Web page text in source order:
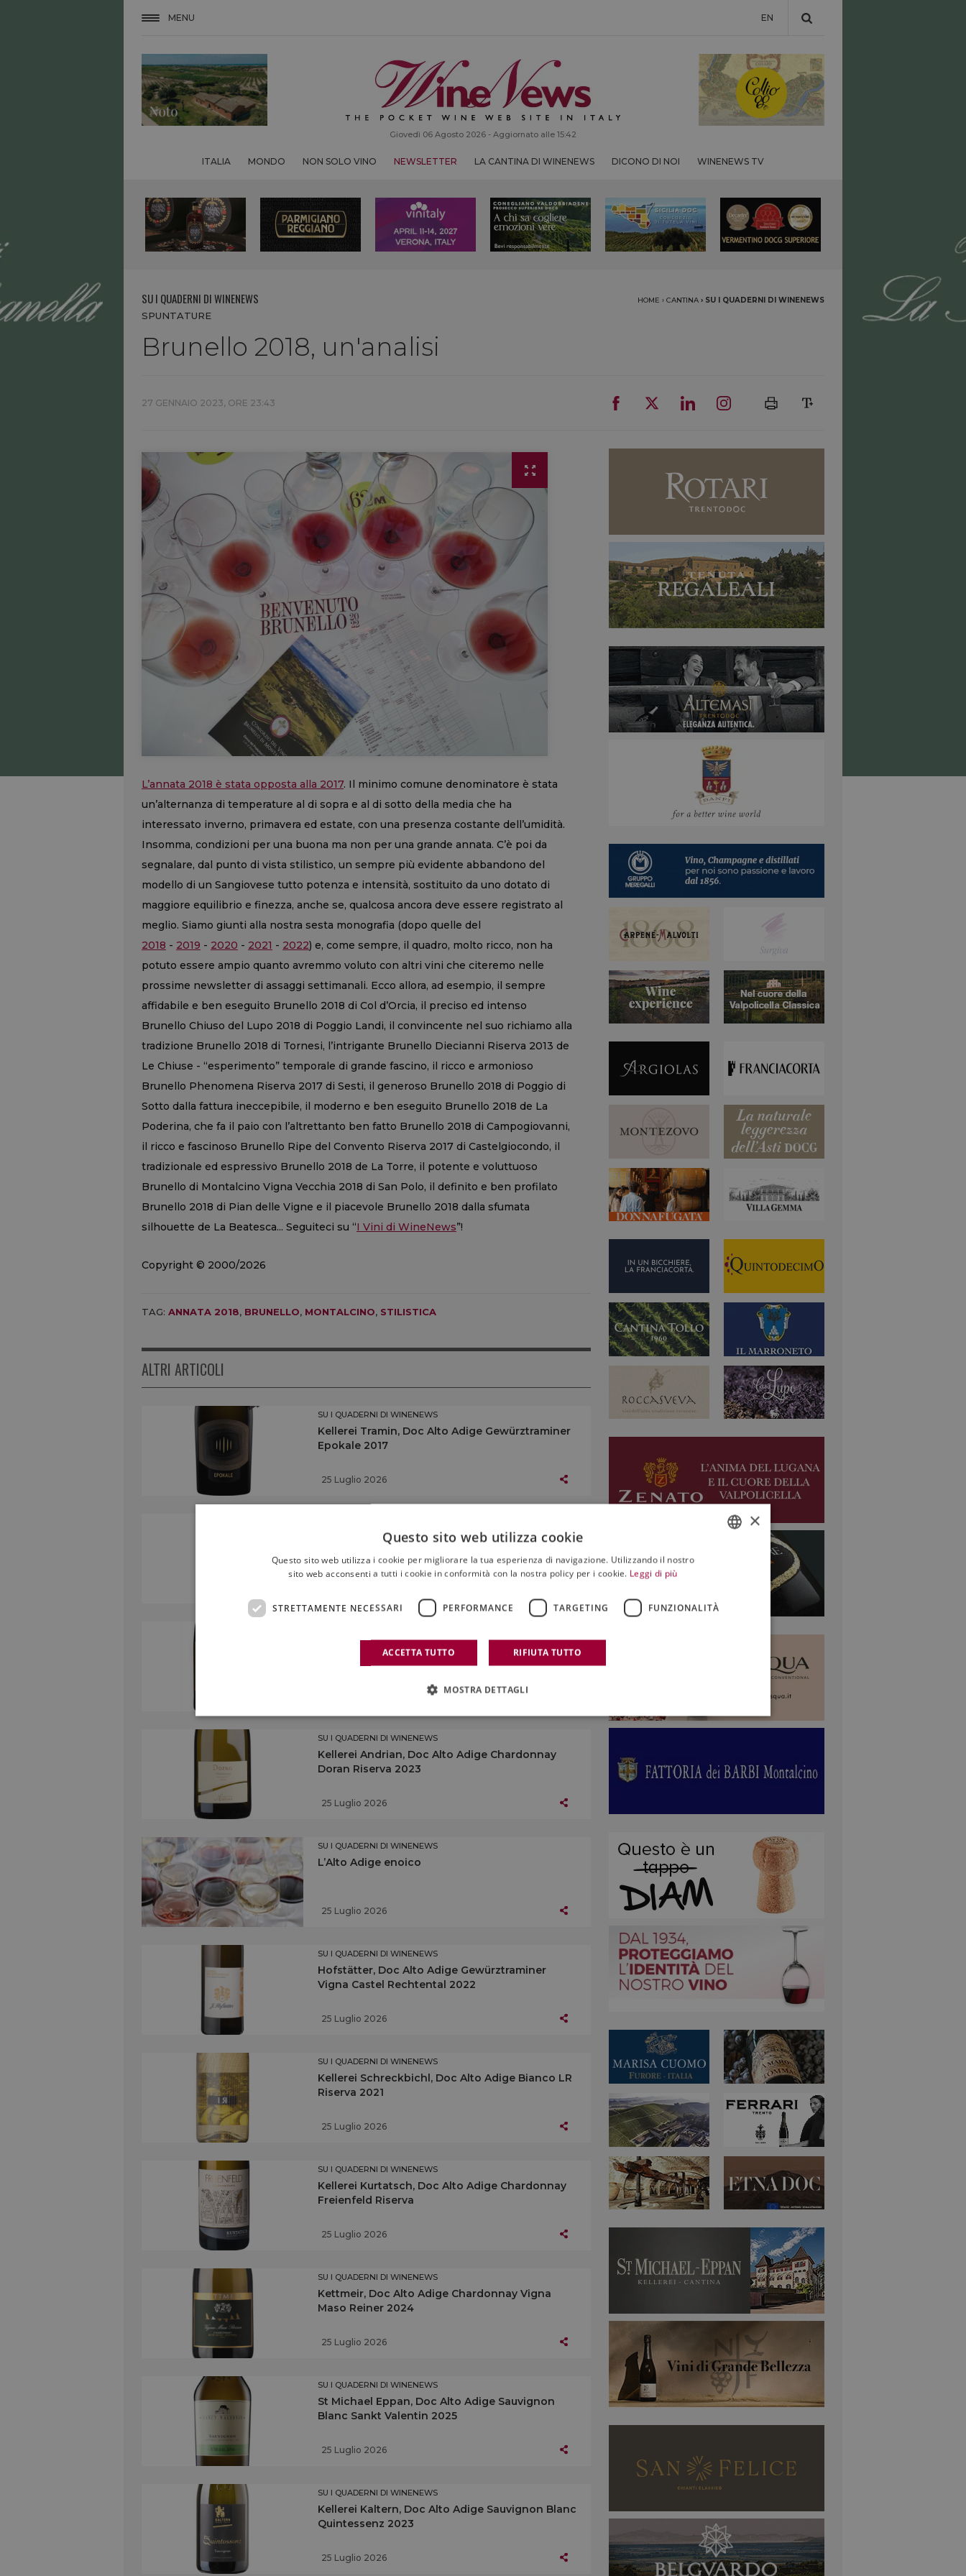
MENU EN
Giovedì 06 Agosto 2026 - Aggiornato alle 15:42
ITALIA MONDO NON SOLO VINO NEWSLETTER LA CANTINA DI WINENEWS DICONO DI NOI WINENEWS TV
SU I QUADERNI DI WINENEWS HOME › CANTINA › SU I QUADERNI DI WINENEWS
SPUNTATURE
Brunello 2018, un'analisi
27 GENNAIO 2023, ORE 23:43
L’annata 2018 è stata opposta alla 2017. Il minimo comune denominatore è stata
un’alternanza di temperature al di sopra e al di sotto della media che ha
interessato inverno, primavera ed estate, con una presenza costante dell’umidità.
Insomma, condizioni per una buona ma non per una grande annata. C’è poi da
segnalare, dal punto di vista stilistico, un sempre più evidente abbandono del
modello di un Sangiovese tutto potenza e intensità, sostituito da uno dotato di
maggiore equilibrio e finezza, anche se, qualcosa ancora deve essere registrato al
meglio. Siamo giunti alla nostra sesta monografia (dopo quelle del
2018 - 2019 - 2020 - 2021 - 2022) e, come sempre, il quadro, molto ricco, non ha
potuto essere ampio quanto avremmo voluto con altri vini che citeremo nelle
prossime newsletter di assaggi settimanali. Ecco allora, ad esempio, il sempre
affidabile e ben eseguito Brunello 2018 di Col d’Orcia, il preciso ed intenso
Brunello Chiuso del Lupo 2018 di Poggio Landi, il convincente nel suo richiamo alla
tradizione Brunello 2018 di Tornesi, l’intrigante Brunello Diecianni Riserva 2013 de
Le Chiuse - “esperimento” temporale di grande fascino, il ricco e armonioso
Brunello Phenomena Riserva 2017 di Sesti, il generoso Brunello 2018 di Poggio di
Sotto dalla fattura ineccepibile, il moderno e ben eseguito Brunello 2018 de La
Poderina, che fa il paio con l’altrettanto ben fatto Brunello 2018 di Campogiovanni,
il ricco e fascinoso Brunello Ripe del Convento Riserva 2017 di Castelgiocondo, il
tradizionale ed espressivo Brunello 2018 de La Torre, il potente e voluttuoso
Brunello di Montalcino Vigna Vecchia 2018 di San Polo, il definito e ben profilato
Brunello 2018 di Pian delle Vigne e il piacevole Brunello 2018 dalla sfumata
silhouette de La Beatesca... Seguiteci su “I Vini di WineNews”!
Copyright © 2000/2026
TAG: ANNATA 2018, BRUNELLO, MONTALCINO, STILISTICA
ALTRI ARTICOLI
SU I QUADERNI DI WINENEWS
Kellerei Tramin, Doc Alto Adige Gewürztraminer
Epokale 2017
25 Luglio 2026
Elena Walch, Doc Alto Adige Sauvignon Blanc
Vigna Castel Ringberg 2024
Kellerei Bozen, Doc Alto Adige Chardonnay
SU I QUADERNI DI WINENEWS
Kellerei Andrian, Doc Alto Adige Chardonnay
Doran Riserva 2023
25 Luglio 2026
SU I QUADERNI DI WINENEWS
L’Alto Adige enoico
25 Luglio 2026
SU I QUADERNI DI WINENEWS
Hofstätter, Doc Alto Adige Gewürztraminer
Vigna Castel Rechtental 2022
25 Luglio 2026
SU I QUADERNI DI WINENEWS
Kellerei Schreckbichl, Doc Alto Adige Bianco LR
Riserva 2021
25 Luglio 2026
SU I QUADERNI DI WINENEWS
Kellerei Kurtatsch, Doc Alto Adige Chardonnay
Freienfeld Riserva
25 Luglio 2026
SU I QUADERNI DI WINENEWS
Kettmeir, Doc Alto Adige Chardonnay Vigna
Maso Reiner 2024
25 Luglio 2026
SU I QUADERNI DI WINENEWS
St Michael Eppan, Doc Alto Adige Sauvignon
Blanc Sankt Valentin 2025
25 Luglio 2026
SU I QUADERNI DI WINENEWS
Kellerei Kaltern, Doc Alto Adige Sauvignon Blanc
Quintessenz 2023
25 Luglio 2026
×
Questo sito web utilizza cookie
Questo sito web utilizza i cookie per migliorare la tua esperienza di navigazione. Utilizzando il nostro
sito web acconsenti a tutti i cookie in conformità con la nostra policy per i cookie. Leggi di più
STRETTAMENTE NECESSARI PERFORMANCE TARGETING FUNZIONALITÀ
ACCETTA TUTTO RIFIUTA TUTTO
MOSTRA DETTAGLI